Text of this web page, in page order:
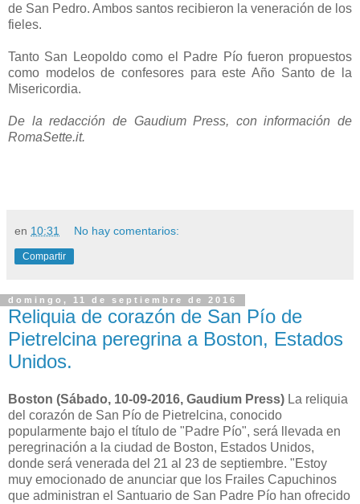
de San Pedro. Ambos santos recibieron la veneración de los
fieles.
Tanto San Leopoldo como el Padre Pío fueron propuestos
como modelos de confesores para este Año Santo de la
Misericordia.
De la redacción de Gaudium Press, con información de
RomaSette.it.
en 10:31 No hay comentarios:
Compartir
domingo, 11 de septiembre de 2016
Reliquia de corazón de San Pío de
Pietrelcina peregrina a Boston, Estados
Unidos.
Boston (Sábado, 10-09-2016, Gaudium Press) La reliquia
del corazón de San Pío de Pietrelcina, conocido
popularmente bajo el título de "Padre Pío", será llevada en
peregrinación a la ciudad de Boston, Estados Unidos,
donde será venerada del 21 al 23 de septiembre. "Estoy
muy emocionado de anunciar que los Frailes Capuchinos
que administran el Santuario de San Padre Pío han ofrecido